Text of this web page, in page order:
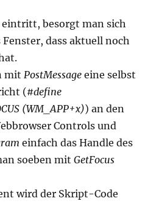
eintritt, besorgt man sich
Fenster, dass aktuell noch
mitPostMessageeine selbst
(#define
(WM_APP+x)) an den
Controls und
einfach das Handle des
soeben mitGetFocus
wird der Skript-Code